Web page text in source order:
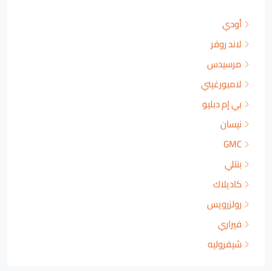
أودي
لاند روفر
مرسيدس
لامبورغيني
بي إم دبليو
نيسان
GMC
بنتلي
كاديلاك
رولزرويس
فيراري
شيفروليه